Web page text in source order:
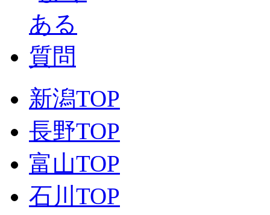
新潟TOP
長野TOP
富山TOP
石川TOP